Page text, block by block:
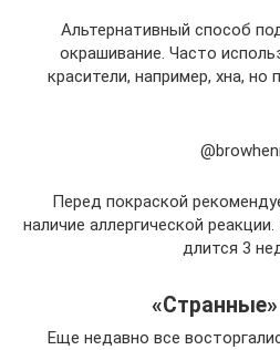
Альтернативный способ
окрашивание. Часто
красители, например, хна, но
Перед покраской
наличие аллергической
длится 3
Еще недавно все